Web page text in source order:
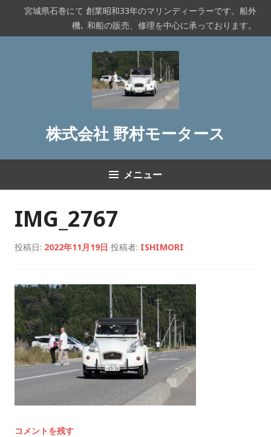
テ
宮城県石巻にて 創業昭和33年のマリンディーラーです。船外
機､ 和船の販売、修理を中心に承っております。
株式会社 野村モータース
メニュー
IMG_2767
投稿日: 2022年11月19日 投稿者: ISHIMORI
コメントを残す